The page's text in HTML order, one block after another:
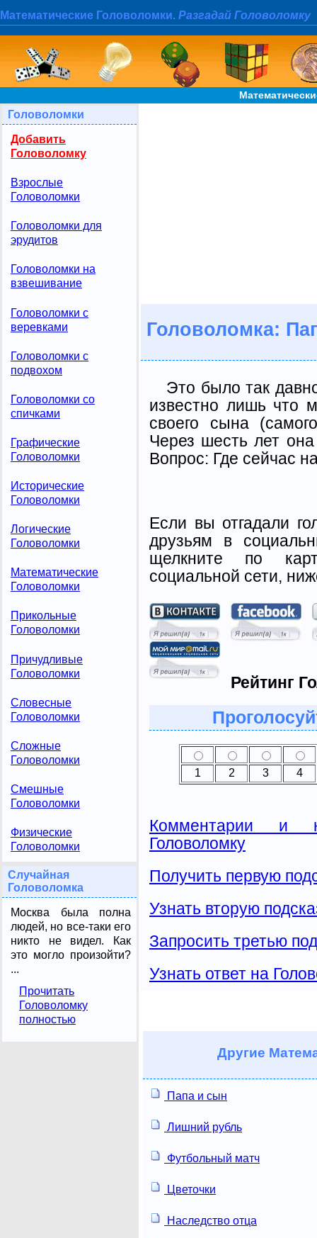
Математические Головоломки. Разгадай Головоломку
Головоломки
Добавить
Головоломку
Взрослые
Головоломки
Головоломки для
эрудитов
Головоломки на
взвешивание
Головоломки с
веревками
Головоломки с
подвохом
Головоломки со
спичками
Графические
Головоломки
Исторические
Головоломки
Логические
Головоломки
Математические
Головоломки
Прикольные
Головоломки
Причудливые
Головоломки
Словесные
Головоломки
Сложные
Головоломки
Смешные
Головоломки
Физические
Головоломки
Случайная
Головоломка
Москва была полна
людей, но все-таки его
никто не видел. Как
это могло произойти?
...
Прочитать
Головоломку
полностью
Головоломка:
Это было так
известно лишь что
своего сына
Через шесть лет
Вопрос: Где сейчас
Если вы отгадали
друзьям в
щелкните по
социальной сети,
Рейтинг
1 2 3 4
Комментарии и
Головоломку
Получить первую
Узнать вторую
Запросить третью
Узнать ответ на
Другие
Папа и сын
Лишний рубль
Футбольный матч
Цветочки
Наследство отца